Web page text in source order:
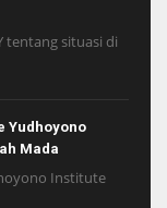
tentang situasi di
Yudhoyono
Mada
Institute